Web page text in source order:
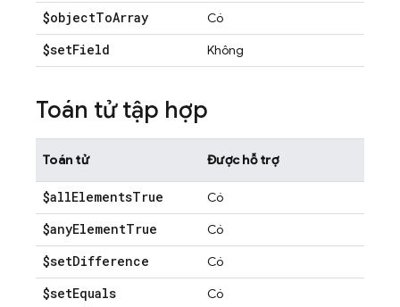
$objectToArray Có
$setField Không
Toán tử tập hợp
Toán tử Được hỗ trợ
$allElementsTrue Có
$anyElementTrue Có
$setDifference Có
$setEquals Có